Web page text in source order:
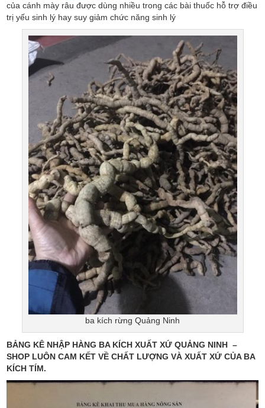
của cánh mày râu được dùng nhiều trong các bài thuốc hỗ trợ điều
trị yếu sinh lý hay suy giảm chức năng sinh lý
ba kích rừng Quảng Ninh
BẢNG KÊ NHẬP HÀNG BA KÍCH XUẤT XỨ QUẢNG NINH –
SHOP LUÔN CAM KẾT VỀ CHẤT LƯỢNG VÀ XUẤT XỨ CỦA BA
KÍCH TÍM.